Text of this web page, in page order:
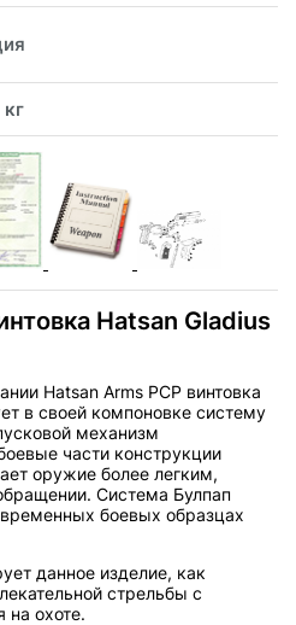
Hatsan Gladius
Hatsan Arms PCP винтовка
в своей компоновке систему
механизм
части конструкции
оружие более легким,
Система Булпап
боевых образцах
данное изделие, как
стрельбы с
охоте.